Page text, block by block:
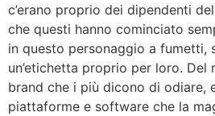
c’erano proprio dei dipendenti
che questi hanno cominciato
in questo personaggio a fumetti,
un’etichetta proprio per loro. Del
brand che i più dicono di odiare,
piattaforme e software che la